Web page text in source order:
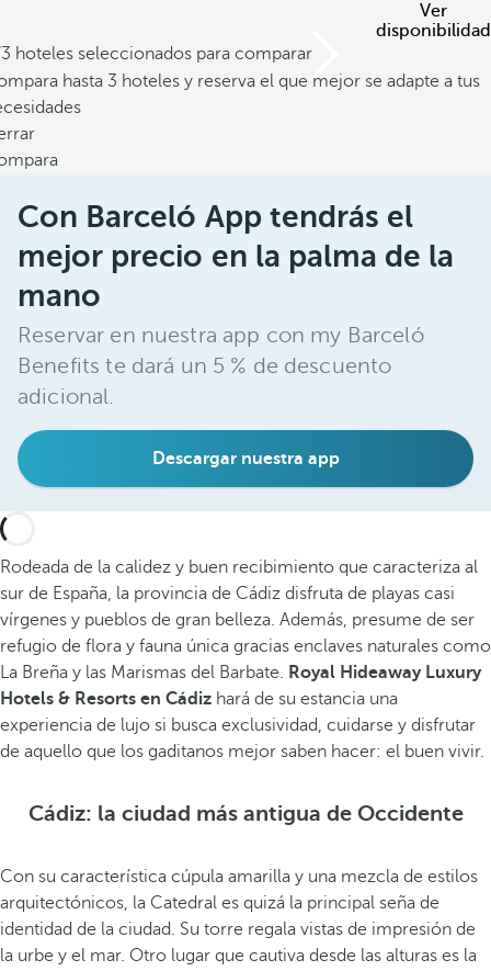
Ver
disponibilidad
hoteles seleccionados para comparar
hasta 3 hoteles y reserva el que mejor se adapte a tus
Con Barceló App tendrás el
mejor precio en la palma de la
mano
Reservar en nuestra app con my Barceló
Benefits te dará un 5 % de descuento
adicional.
Descargar nuestra app
Rodeada de la calidez y buen recibimiento que caracteriza al
sur de España, la provincia de Cádiz disfruta de playas casi
vírgenes y pueblos de gran belleza. Además, presume de ser
refugio de flora y fauna única gracias enclaves naturales como
La Breña y las Marismas del Barbate. Royal Hideaway Luxury
Hotels & Resorts en Cádiz hará de su estancia una
experiencia de lujo si busca exclusividad, cuidarse y disfrutar
de aquello que los gaditanos mejor saben hacer: el buen vivir.
Cádiz: la ciudad más antigua de Occidente
Con su característica cúpula amarilla y una mezcla de estilos
arquitectónicos, la Catedral es quizá la principal seña de
identidad de la ciudad. Su torre regala vistas de impresión de
la urbe y el mar. Otro lugar que cautiva desde las alturas es la